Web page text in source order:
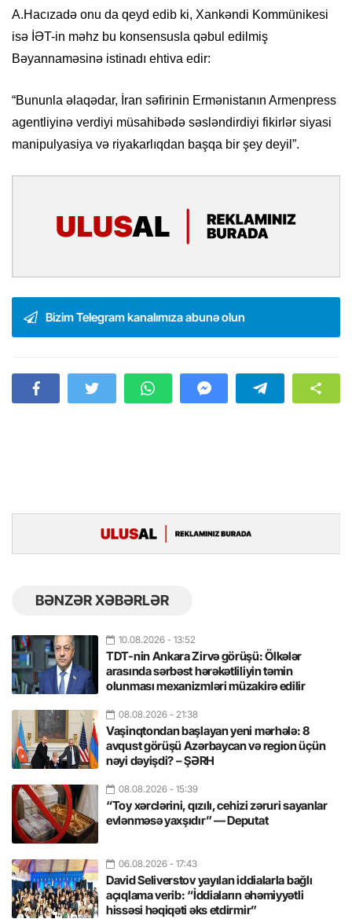
A.Hacızadə onu da qeyd edib ki, Xankəndi Kommünikesi
isə İƏT-in məhz bu konsensusla qəbul edilmiş
Bəyannaməsinə istinadı ehtiva edir:
“Bununla əlaqədar, İran səfirinin Ermənistanın Armenpress
agentliyinə verdiyi müsahibədə səsləndirdiyi fikirlər siyasi
manipulyasiya və riyakarlıqdan başqa bir şey deyil”.
Bizim Telegram kanalımıza abunə olun
BƏNZƏR XƏBƏRLƏR
10.08.2026 - 13:52
TDT-nin Ankara Zirvə görüşü: Ölkələr
arasında sərbəst hərəkətliliyin təmin
olunması mexanizmləri müzakirə edilir
08.08.2026 - 21:38
Vaşinqtondan başlayan yeni mərhələ: 8
avqust görüşü Azərbaycan və region üçün
nəyi dəyişdi? – ŞƏRH
08.08.2026 - 15:39
“Toy xərclərini, qızılı, cehizi zəruri sayanlar
evlənməsə yaxşıdır” — Deputat
06.08.2026 - 17:43
David Seliverstov yayılan iddialarla bağlı
açıqlama verib: “İddiaların əhəmiyyətli
hissəsi həqiqəti əks etdirmir”